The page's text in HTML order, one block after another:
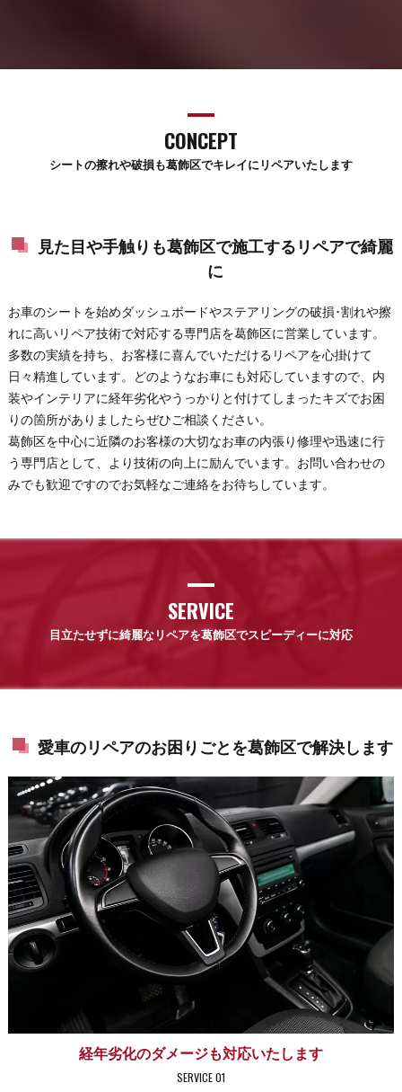
シートの擦れや破損も葛飾区でキレイにリペアいたします
CONCEPT
見た目や手触りも葛飾区で施工するリペアで綺麗
に
お車のシートを始めダッシュボードやステアリングの破損･割れや擦
れに高いリペア技術で対応する専門店を葛飾区に営業しています。
多数の実績を持ち、お客様に喜んでいただけるリペアを心掛けて
日々精進しています。どのようなお車にも対応していますので、内
装やインテリアに経年劣化やうっかりと付けてしまったキズでお困
りの箇所がありましたらぜひご相談ください。
葛飾区を中心に近隣のお客様の大切なお車の内張り修理や迅速に行
う専門店として、より技術の向上に励んでいます。お問い合わせの
みでも歓迎ですのでお気軽なご連絡をお待ちしています。
目立たせずに綺麗なリペアを葛飾区でスピーディーに対応
SERVICE
愛車のリペアのお困りごとを葛飾区で解決します
経年劣化のダメージも対応いたします
SERVICE 01